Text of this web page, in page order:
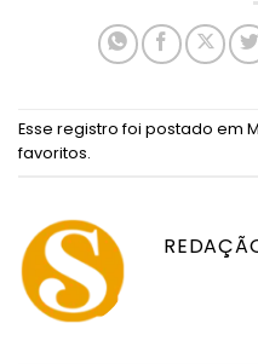
Esse registro foi postado em
favoritos.